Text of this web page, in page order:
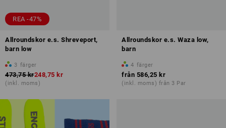
REA -47%
Allroundskor e.s. Shreveport,
barn low
3 färger
473,75 kr248,75 kr
(inkl. moms)
Allroundskor e.s. Waza low,
barn
4 färger
från 586,25 kr
(inkl. moms) från 3 Par